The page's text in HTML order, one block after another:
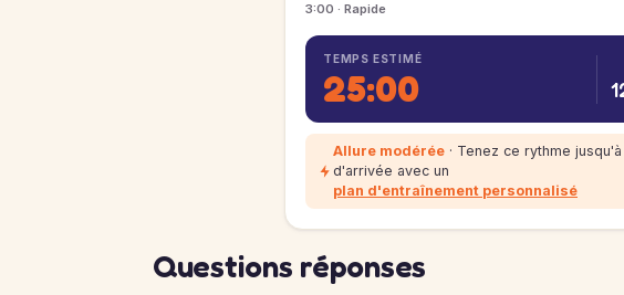
3:00 · Rapide
TEMPS ESTIMÉ
25:00
Allure modérée · Tenez ce rythme
d'arrivée avec un
plan d'entraînement personnalisé
Questions réponses